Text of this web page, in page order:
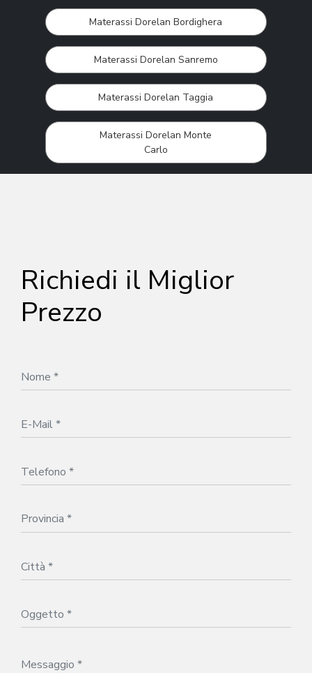
Materassi Dorelan Bordighera
Materassi Dorelan Sanremo
Materassi Dorelan Taggia
Materassi Dorelan Monte
Carlo
Richiedi il Miglior
Prezzo